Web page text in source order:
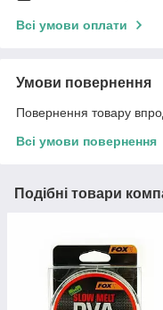
Всі умови оплати
Умови повернення
Повернення товару
Всі умови повернення
Подібні товари